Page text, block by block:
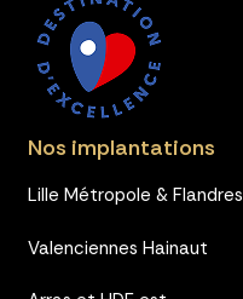
Nos implantations
Lille Métropole & Flandres
Valenciennes Hainaut